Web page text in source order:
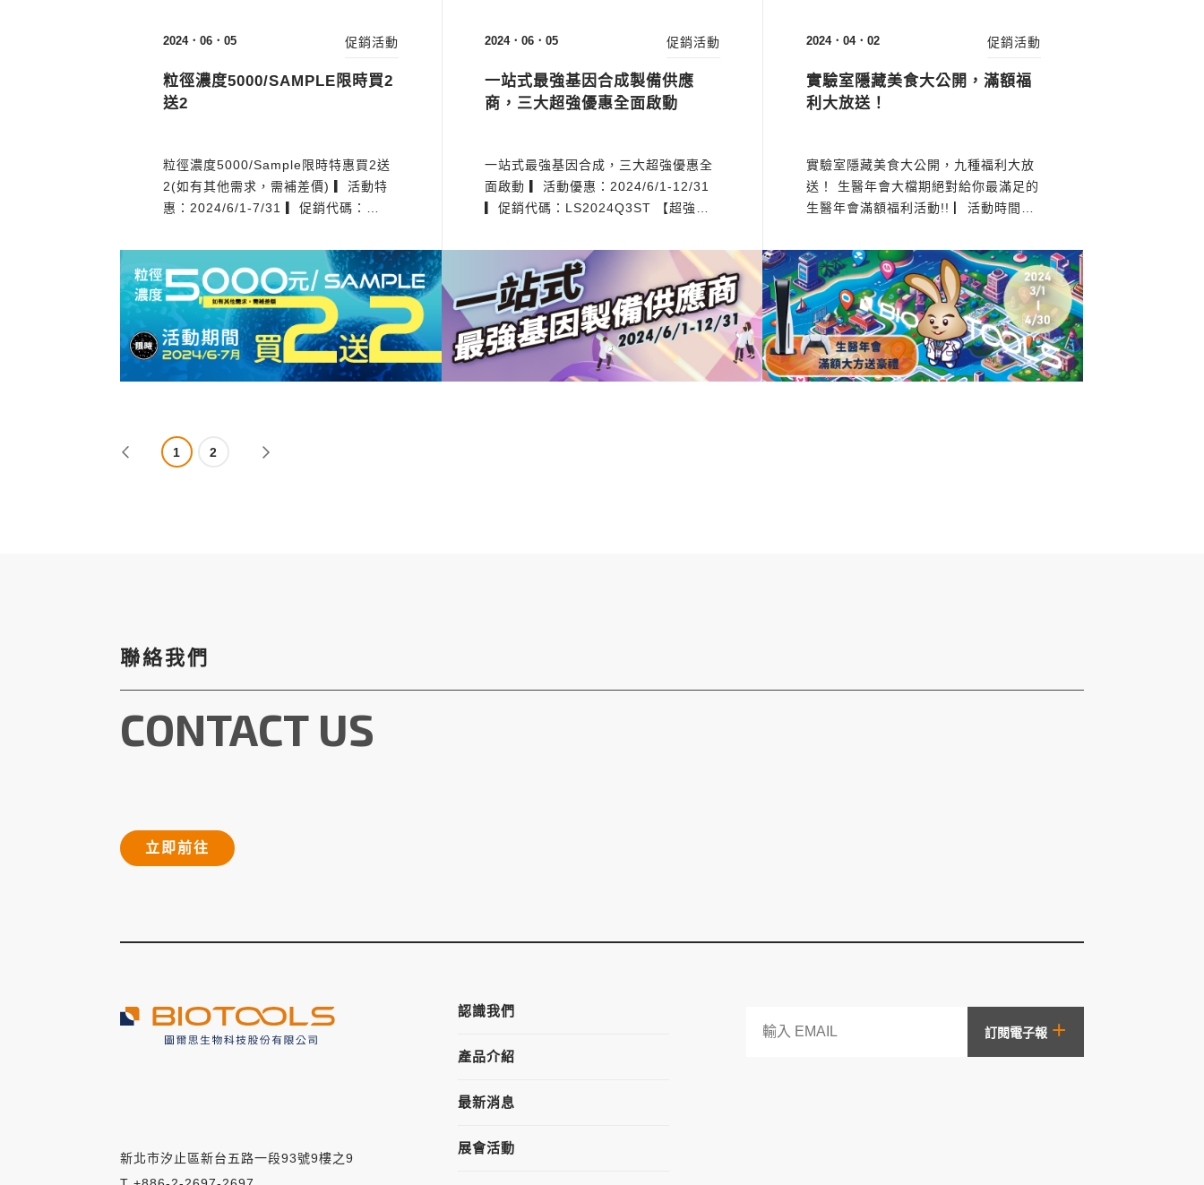
2024．06．05
粒徑濃度5000/SAMPLE限時買2
送2
粒徑濃度5000/Sample限時特惠買2送
2(如有其他需求，需補差價) ▎活動特
惠：2024/6/1-7/31 ▎促銷代碼：
(EVs Identification & QC) NaniFCM
品質監控-不純物Out!! ▎優勢： + 高靈
敏度:可偵測>40nm大小的EVs + 參考
標準品：利用顆粒和濃度標準品確保結
果一致性、準確性 + 高尺寸...
促銷活動 2024．06．05
一站式最強基因合成製備供應
商，三大超強優惠全面啟動
一站式最強基因合成，三大超強優惠全
面啟動 ▎活動優惠：2024/6/1-12/31
▎促銷代碼：LS2024Q3ST 【超強優
合成+TOOLS Endotoxin Free
Plasmid Mini Kit(ST-EF01)送
TOOLS Plasmid Mini Kit(TT-A03-3)
▎服務特色： 提供100多種免費載體供
客戶選擇，不須額外sub-cloning 免費
基...
促銷活動 2024．04．02
實驗室隱藏美食大公開，滿額福
利大放送！
實驗室隱藏美食大公開，九種福利大放
送！ 生醫年會大檔期絕對給你最滿足的
生醫年會滿額福利活動!! ▏活動時間：
好康滿額贈 單筆滿3萬送 酷碰卷300元
單筆滿12萬送 雀巢膠囊咖啡機 單筆滿
30萬送 Sony PS5主機 ▏限定品牌：
ABclonal、TOOLS、CROYEZ、
Hansa Bio Med ▏促...
促銷活動
1 2
聯絡我們
CONTACT US
立即前往
新北市汐止區新台五路一段93號9樓之9
認識我們
產品介紹
最新消息
展會活動
訂閱電子報 +